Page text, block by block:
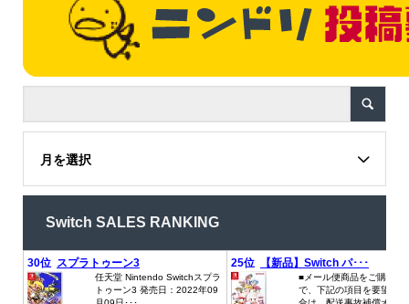
月を選択
Switch SALES RANKING